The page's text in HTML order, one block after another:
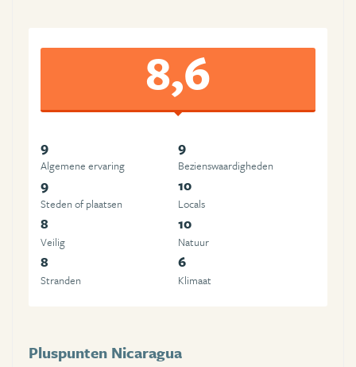
8,6
9
Algemene ervaring
9
Beziens­waardigheden
9
Steden of plaatsen
10
Locals
8
Veilig
10
Natuur
8
Stranden
6
Klimaat
Pluspunten Nicaragua